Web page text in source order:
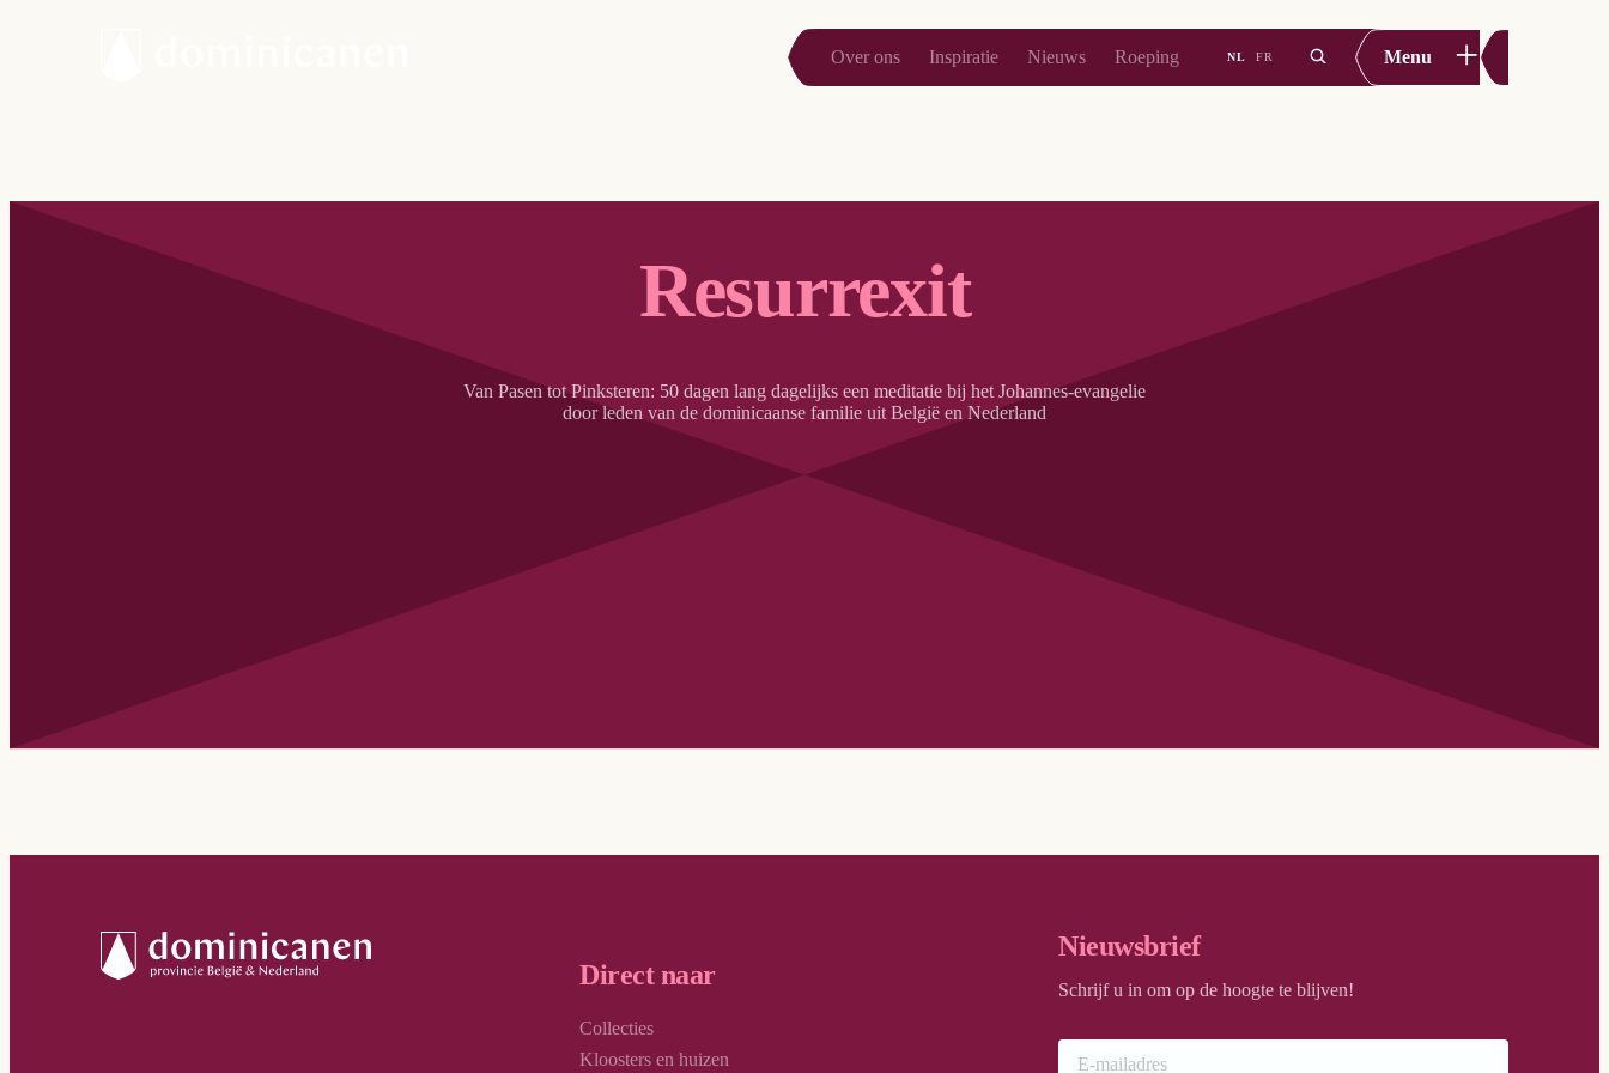
Over ons Inspiratie Nieuws Roeping NL FR Menu +
Resurrexit
Van Pasen tot Pinksteren: 50 dagen lang dagelijks een meditatie bij het Johannes-evangelie
door leden van de dominicaanse familie uit België en Nederland
Direct naar
Collecties
Kloosters en huizen
Nieuwsbrief
Schrijf u in om op de hoogte te blijven!